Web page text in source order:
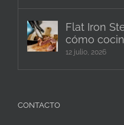
Flat Iron
cómo
12 julio, 2026
CONTACTO